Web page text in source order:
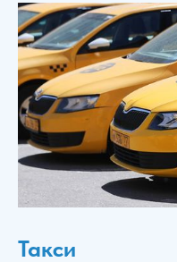
Такси